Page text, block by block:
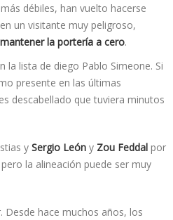
débiles, han vuelto hacerse
un visitante muy peligroso,
la porterí­a a cero.
la lista de diego Pablo Simeone. Si
presente en las últimas
descabellado que tuviera minutos
y Sergio León y Zou Feddal por
la alineación puede ser muy
Desde hace muchos años, los